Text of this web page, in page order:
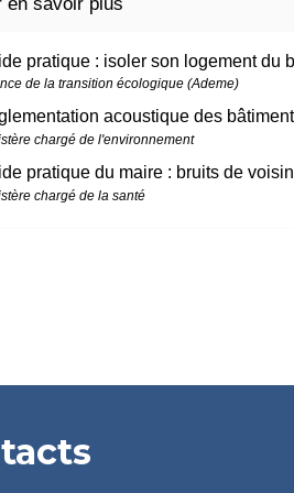
pratique : isoler son logement du
de la transition écologique (Ademe)
acoustique des
chargé de l'environnement
pratique du maire : bruits de
chargé de la santé